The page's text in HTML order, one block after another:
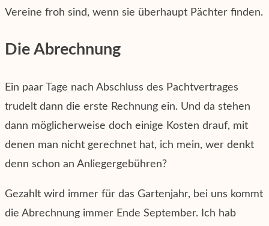
Vereine froh sind, wenn sie überhaupt Pächter finden.
Die Abrechnung
Ein paar Tage nach Abschluss des Pachtvertrages
trudelt dann die erste Rechnung ein. Und da stehen
dann möglicherweise doch einige Kosten drauf, mit
denen man nicht gerechnet hat, ich mein, wer denkt
denn schon an Anliegergebühren?
Gezahlt wird immer für das Gartenjahr, bei uns kommt
die Abrechnung immer Ende September. Ich hab